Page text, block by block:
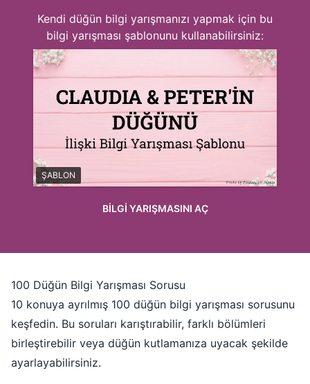
Kendi düğün bilgi yarışmanızı yapmak için bu
bilgi yarışması şablonunu kullanabilirsiniz:
ŞABLON
BİLGİ YARIŞMASINI AÇ
100 Düğün Bilgi Yarışması Sorusu
10 konuya ayrılmış 100 düğün bilgi yarışması sorusunu
keşfedin. Bu soruları karıştırabilir, farklı bölümleri
birleştirebilir veya düğün kutlamanıza uyacak şekilde
ayarlayabilirsiniz.